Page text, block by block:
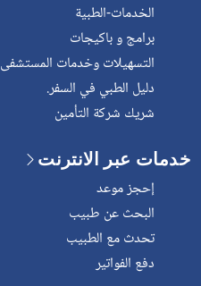
الخدمات-الطبية
برامج و باكيجات
التسهيلات وخدمات المستشفى
دليل الطبي في السفر.
شريك شركة التأمين
خدمات عبر الانترنت
إحجز موعد
البحث عن طبيب
تحدث مع الطبيب
دفع الفواتير